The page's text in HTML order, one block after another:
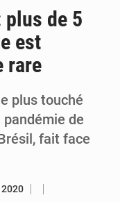
Patrice Talon prend la tête du premier bureau du Sénat du Bénin
Bénin : Le CEG La Verdure de Ouèdo fait sa mue pour la rentrée
plus de 5
est
rare
plus touché
pandémie de
fait face